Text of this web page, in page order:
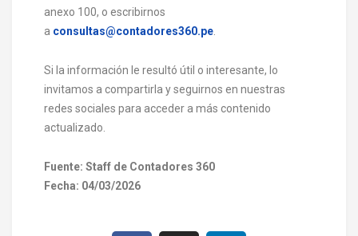
anexo 100, o escribirnos
a consultas@contadores360.pe
Si la información le resultó útil o interesante, lo
invitamos a compartirla y seguirnos en nuestras
redes sociales para acceder a más contenido
actualizado.
Fuente: Staff de Contadores 360
Fecha: 04/03/2026